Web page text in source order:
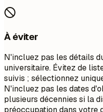
À éviter
N'incluez pas les détails
universitaire. Évitez de
suivis ; sélectionnez
N'incluez pas les dates
plusieurs décennies si la